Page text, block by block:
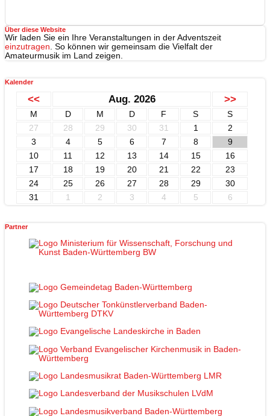
Über diese Website
Wir laden Sie ein Ihre Veranstaltungen in der Adventszeit
einzutragen . So können wir gemeinsam die Vielfalt der
Amateurmusik im Land zeigen.
Kalender
<< Aug. 2026 >>
M D M D F S
S
27
28 29 30 31 1
2
3
4 5 6 7 8
9
10
11 12 13 14 15
16
17
18 19 20 21 22
23
24
25 26 27 28 29
30
31
1 2 3 4 5 6
Partner